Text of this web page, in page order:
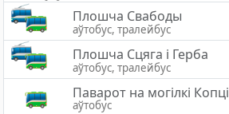
Плошча Свабоды
аўтобус, тралейбус
Плошча Сцяга i Герба
аўтобус, тралейбус
Паварот на могілкі Копці
аўтобус